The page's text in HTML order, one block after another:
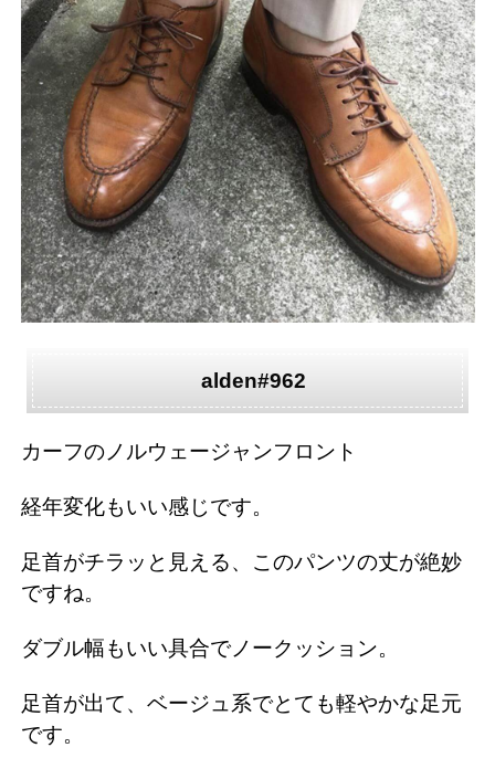
alden#962
カーフのノルウェージャンフロント
経年変化もいい感じです。
足首がチラッと見える、このパンツの丈が絶妙
ですね。
ダブル幅もいい具合でノークッション。
足首が出て、ベージュ系でとても軽やかな足元
です。